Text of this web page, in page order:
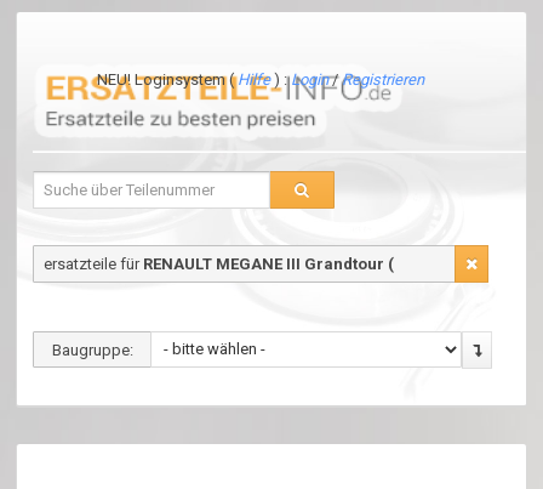
NEU! Loginsystem (Hilfe) :Login/Registrieren
ersatzteile für RENAULT MEGANE III Grandtour (
Baugruppe: